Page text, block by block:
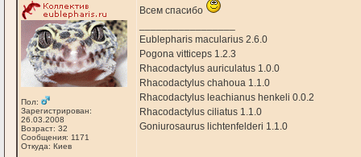
Пол:
Зарегистрирован:
26.03.2008
Возраст: 32
Сообщения: 1171
Откуда: Киев
Всем спасибо
Eublepharis macularius 2.6.0
Pogona vitticeps 1.2.3
Rhacodactylus auriculatus 1.0.0
Rhacodactylus chahoua 1.1.0
Rhacodactylus leachianus henkeli 0.0.2
Rhacodactylus ciliatus 1.1.0
Goniurosaurus lichtenfelderi 1.1.0